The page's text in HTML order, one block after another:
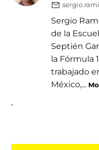
Sergio
de la
Septién
la Fórmula
trabajado
México,...